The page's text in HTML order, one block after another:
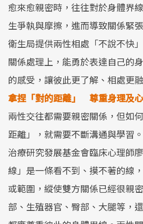
愈來愈親密時，往往對於身體界
生爭執與摩擦，進而導致關係緊
衛生局提供兩性相處「不說不快
關係處理上，能勇於表達自己的
的感受，讓彼此更了解、相處更
拿捏「對的距離」
尊重身理及
兩性交往都需要親密關係，但如
距離」，就需要不斷溝通與學習
治療研究發展基金會臨床心理師
線」是一條看不到、摸不著的線
或範圍，縱使雙方關係已經很親
部、生殖器官、臀部、大腿等，